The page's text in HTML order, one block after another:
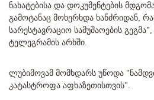
ნახატებისა და დოკუმენტების
გამოტანაც მოხერხდა ხანძრიდან,
სარესტავრაციო სამუშაოების
ტელეგრამის არხში.
ლუბიმოვამ მომხდარს უწოდა
კატასტროფა აფხაზეთისთვის".